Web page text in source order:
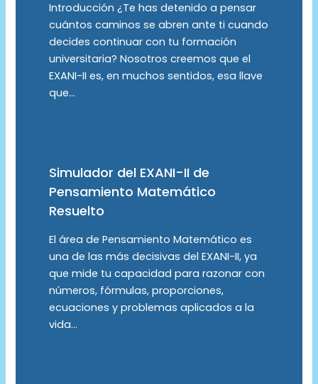
Introducción ¿Te has detenido a pensar
cuántos caminos se abren ante ti cuando
decides continuar con tu formación
universitaria? Nosotros creemos que el
EXANI-II es, en muchos sentidos, esa llave
que…
Simulador del EXANI-II de
Pensamiento Matemático
Resuelto
El área de Pensamiento Matemático es
una de las más decisivas del EXANI-II, ya
que mide tu capacidad para razonar con
números, fórmulas, proporciones,
ecuaciones y problemas aplicados a la
vida…